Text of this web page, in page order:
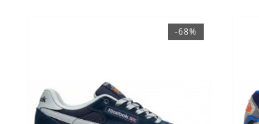
-68%